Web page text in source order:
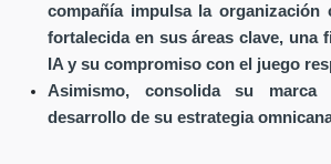
compañía impulsa la organización
fortalecida en sus áreas clave, una
IA y su compromiso con el juego
Asimismo, consolida su marca
desarrollo de su estrategia